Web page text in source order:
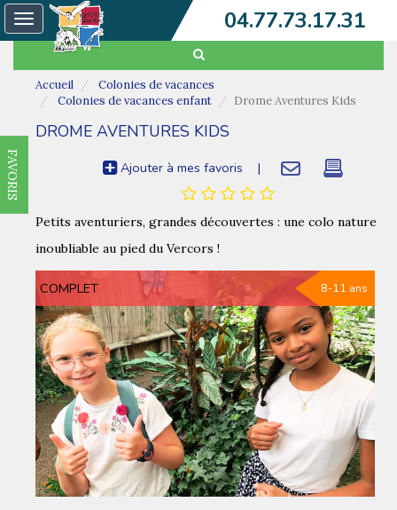
04.77.73.17.31
Toggle
navigation
FAVORIS
Accueil
Colonies de vacances
Colonies de vacances enfant
Drome Aventures Kids
DROME AVENTURES KIDS
Ajouter à mes favoris |
Petits aventuriers, grandes découvertes : une colo nature
inoubliable au pied du Vercors !
COMPLET 8-11 ans